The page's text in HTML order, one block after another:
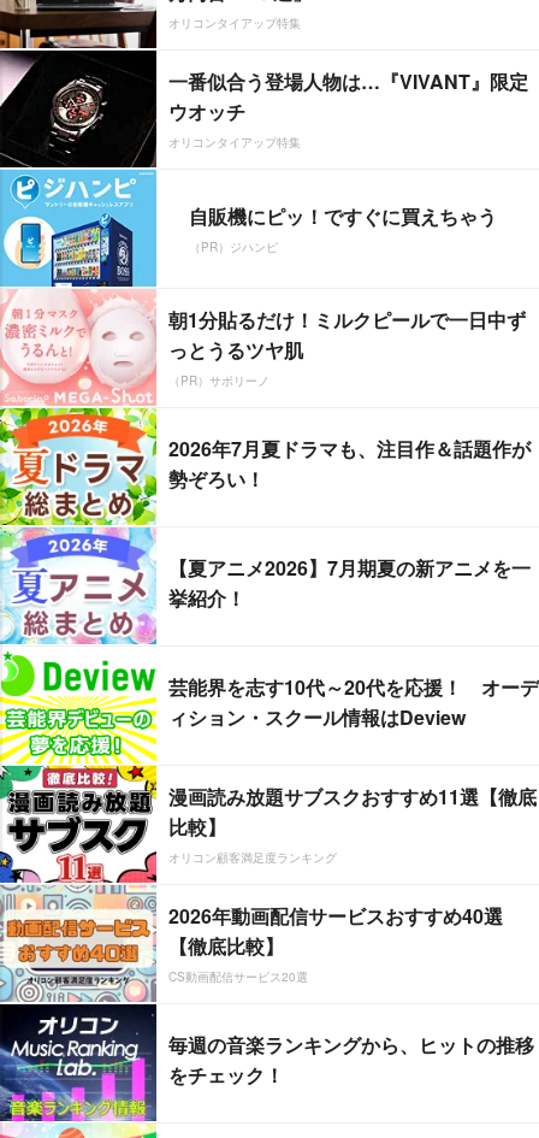
オリコンタイアップ特集
一番似合う登場人物は…『VIVANT』限定
ウオッチ
オリコンタイアップ特集
自販機にピッ！ですぐに買えちゃう
（PR）ジハンピ
朝1分貼るだけ！ミルクピールで一日中ず
っとうるツヤ肌
（PR）サボリーノ
2026年7月夏ドラマも、注目作＆話題作が
勢ぞろい！
【夏アニメ2026】7月期夏の新アニメを一
挙紹介！
芸能界を志す10代～20代を応援！ オーデ
ィション・スクール情報はDeview
漫画読み放題サブスクおすすめ11選【徹底
比較】
オリコン顧客満足度ランキング
2026年動画配信サービスおすすめ40選
【徹底比較】
CS動画配信サービス20選
毎週の音楽ランキングから、ヒットの推移
をチェック！